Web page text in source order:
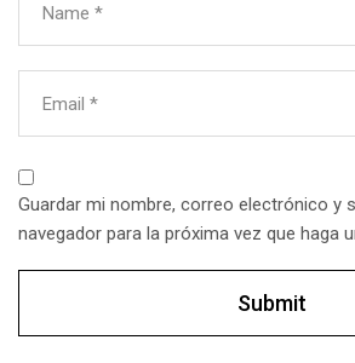
Name *
Email *
Guardar mi nombre, correo electrónico y
navegador para la próxima vez que haga